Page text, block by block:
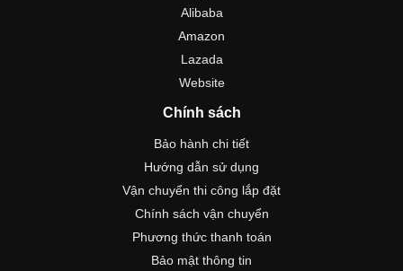
Alibaba
Amazon
Lazada
Website
Chính sách
Bảo hành chi tiết
Hướng dẫn sử dụng
Vận chuyển thi công lắp đặt
Chính sách vận chuyển
Phương thức thanh toán
Bảo mật thông tin